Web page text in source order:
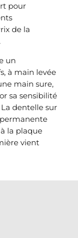
pour
de la
un
à main levée
main sure,
sa sensibilité
dentelle sur
la plaque
vient